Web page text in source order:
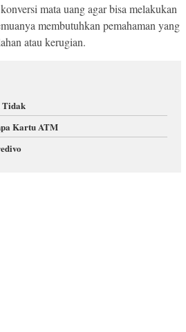
mata uang agar bisa melakukan
membutuhkan pemahaman yang
atau kerugian.
Tidak
Kartu ATM